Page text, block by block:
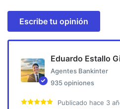
Escribe tu opinión
Eduardo Estallo
Agentes Bankinter
935 opiniones
Publicado hace 3